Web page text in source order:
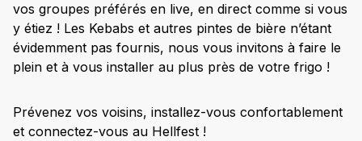
vos groupes préférés en live, en direct comme si vous
y étiez ! Les Kebabs et autres pintes de bière n’étant
évidemment pas fournis, nous vous invitons à faire le
plein et à vous installer au plus près de votre frigo !
Prévenez vos voisins, installez-vous confortablement
et connectez-vous au Hellfest !